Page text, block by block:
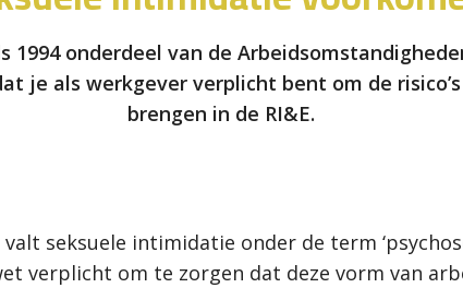
1994 onderdeel van de
je als werkgever verplicht bent om de
brengen in de RI&E.
seksuele intimidatie onder de term
verplicht om te zorgen dat deze vorm van